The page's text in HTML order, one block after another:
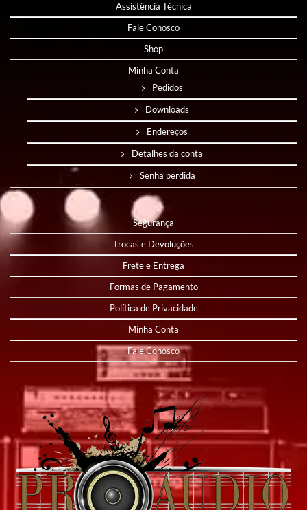
Assistência Técnica
Fale Conosco
Shop
Minha Conta
Pedidos
Downloads
Endereços
Detalhes da conta
Senha perdida
Segurança
Trocas e Devoluções
Frete e Entrega
Formas de Pagamento
Política de Privacidade
Minha Conta
Fale Conosco